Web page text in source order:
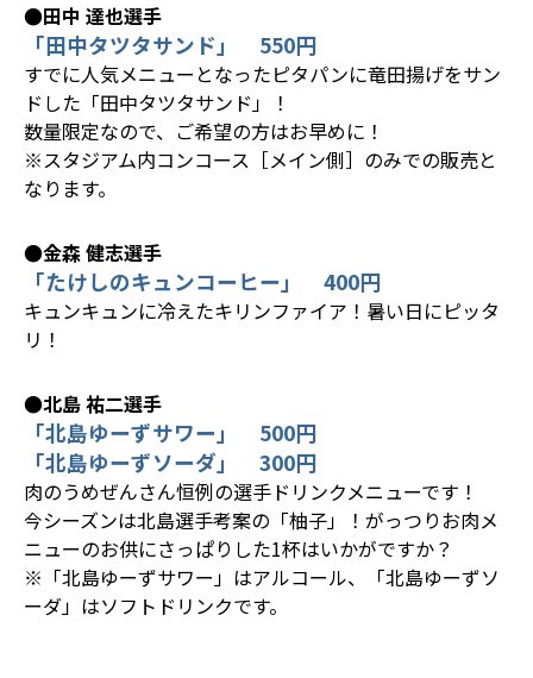
●田中 達也選手
「田中タツタサンド」 550円
すでに人気メニューとなったピタパンに竜田揚げをサン
ドした「田中タツタサンド」！
数量限定なので、ご希望の方はお早めに！
※スタジアム内コンコース［メイン側］のみでの販売と
なります。
●金森 健志選手
「たけしのキュンコーヒー」 400円
キュンキュンに冷えたキリンファイア！暑い日にピッタ
リ！
●北島 祐二選手
「北島ゆーずサワー」 500円
「北島ゆーずソーダ」 300円
肉のうめぜんさん恒例の選手ドリンクメニューです！
今シーズンは北島選手考案の「柚子」！がっつりお肉メ
ニューのお供にさっぱりした1杯はいかがですか？
※「北島ゆーずサワー」はアルコール、「北島ゆーずソ
ーダ」はソフトドリンクです。